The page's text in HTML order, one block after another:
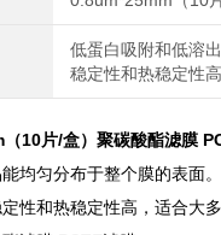
低蛋白吸附和低溶
稳定性和热稳定性高
10片/盒）聚碳酸酯滤膜
均匀分布于整个膜的表面
性和热稳定性高，适合大